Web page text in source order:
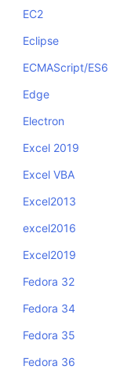
EC2
Eclipse
ECMAScript/ES6
Edge
Electron
Excel 2019
Excel VBA
Excel2013
excel2016
Excel2019
Fedora 32
Fedora 34
Fedora 35
Fedora 36